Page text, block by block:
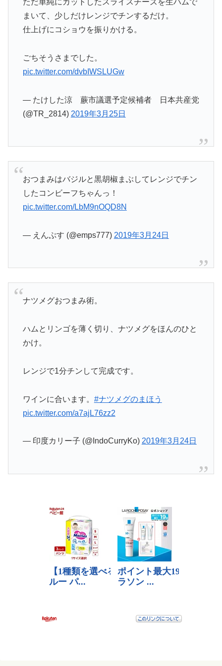
ただ単純にカットしたスライスチーズを生ハムで
まいて、少しだけレンジでチンするだけ。
仕上げにコショウを振りかける。
ごちそうさまでした。
pic.twitter.com/dvbIWSLUGw
— たけした涼 蕨市議選予定候補者 日本共産党
(@TR_2814) 2019年3月25日
おつまみはバジルと黒胡椒まぶしてレンジでチン
したコンビーフちゃんっ！
pic.twitter.com/LbM9nOQD8N
— えんぷす (@emps777) 2019年3月24日
ナツメグおつまみ術。
ハムとリンゴを薄く切り、ナツメグをほんのひと
かけ。
レンジで1分チンして完成です。
ワインに合います。 #ナツメグのまほう
pic.twitter.com/a7ajL76zz2
— 印度カリー子 (@IndoCurryKo) 2019年3月24日